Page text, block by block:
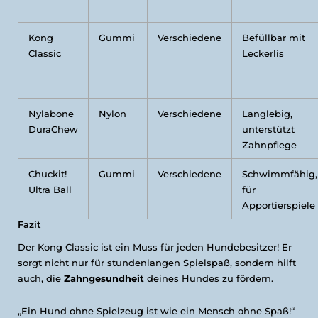
Kong
Classic
Gummi Verschiedene
Befüllbar mit
Leckerlis
Nylabone
DuraChew
Nylon Verschiedene
Langlebig,
unterstützt
Zahnpflege
Chuckit!
Ultra Ball
Gummi Verschiedene
Schwimmfähig,
für
Apportierspiele
Fazit
Der Kong Classic ist ein Muss für jeden Hundebesitzer! Er
sorgt nicht nur für stundenlangen Spielspaß, sondern hilft
auch, die Zahngesundheit deines Hundes zu fördern.
„Ein Hund ohne Spielzeug ist wie ein Mensch ohne Spaß!“